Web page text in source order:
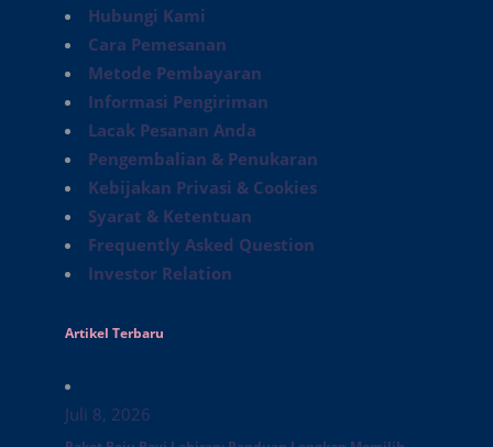
Hubungi Kami
Cara Pemesanan
Metode Pembayaran
Informasi Pengiriman
Lacak Pesanan Anda
Pengembalian & Penukaran
Kebijakan Privasi & Cookies
Syarat & Ketentuan
Frequently Asked Question
Investor Relation
Artikel Terbaru
Juli 8, 2026